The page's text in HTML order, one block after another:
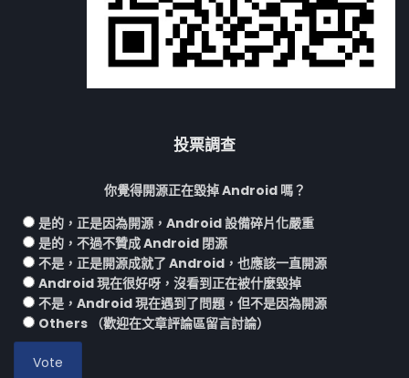
投票調查
你覺得開源正在毀掉 Android 嗎？
是的，正是因為開源，Android 設備碎片化嚴重
是的，不過不贊成 Android 閉源
不是，正是開源成就了 Android，也應該一直開源
Android 現在很好呀，沒看到正在被什麼毀掉
不是，Android 現在遇到了問題，但不是因為開源
Others （歡迎在文章評論區留言討論）